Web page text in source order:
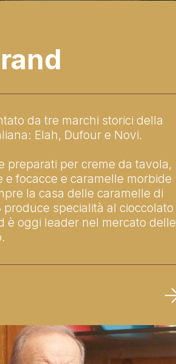
da tre marchi storici della
Elah, Dufour e Novi.
preparati per creme da tavola,
e focacce e caramelle morbide
la casa delle caramelle di
specialità al cioccolato
è oggi leader nel mercato delle